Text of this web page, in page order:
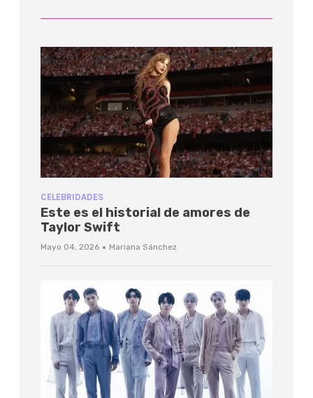
CELEBRIDADES
Este es el historial de amores de
Taylor Swift
Mayo 04, 2026 · Mariana Sánchez